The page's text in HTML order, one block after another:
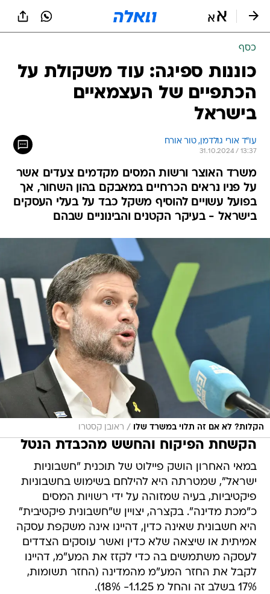
כסף
כוננות ספיגה: עוד משקולת על
הכתפיים של העצמאיים
בישראל
עו"ד אורי גולדמן, טור אורח
31.10.2024 / 13:37
משרד האוצר ורשות המסים מקדמים צעדים אשר
על פניו נראים הכרחיים במאבקם בהון השחור, אך
בפועל עשויים להוסיף משקל כבד על בעלי העסקים
בישראל - בעיקר הקטנים והבינוניים שבהם
הקלות? לא אם זה תלוי במשרד שלו / ראובן קסטרו
הקשחת הפיקוח והחשש מהכבדת הנטל
במאי האחרון הושק פיילוט של תוכנית "חשבוניות
ישראל", שמטרתה היא להילחם בשימוש בחשבוניות
פיקטיביות, בעיה שמזוהה על ידי רשויות המסים
כ"מכת מדינה". בקצרה, יצויין ש"חשבונית פיקטיבית"
היא חשבונית שאינה כדין, דהיינו אינה משקפת עסקה
אמיתית או שיצאה שלא כדין ואשר עוסקים הצדדים
לעסקה משתמשים בה כדי לקזז את המע"מ, דהיינו
לקבל את החזר המע"מ מהמדינה (החזר תשומות,
17% בשלב זה והחל מ 1.1.25- 18%).